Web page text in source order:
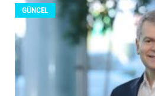
GÜNCEL